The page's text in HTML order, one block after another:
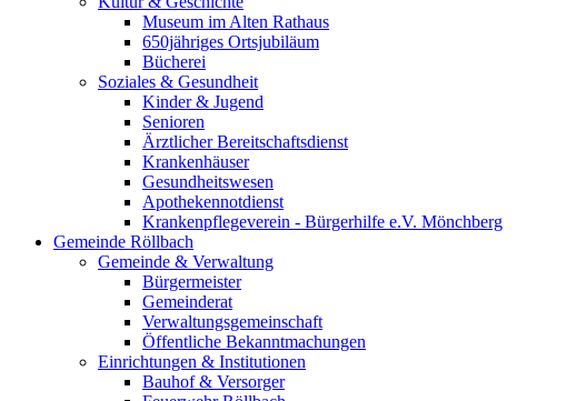
Museum im Alten Rathaus
650jähriges Ortsjubiläum
Bücherei
Soziales & Gesundheit
Kinder & Jugend
Senioren
Ärztlicher Bereitschaftsdienst
Krankenhäuser
Gesundheitswesen
Apothekennotdienst
Krankenpflegeverein - Bürgerhilfe e.V. Mönchberg
Gemeinde Röllbach
Gemeinde & Verwaltung
Bürgermeister
Gemeinderat
Verwaltungsgemeinschaft
Öffentliche Bekanntmachungen
Einrichtungen & Institutionen
Bauhof & Versorger